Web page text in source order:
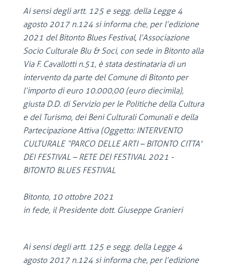
Ai sensi degli artt. 125 e segg. della Legge 4
agosto 2017 n.124 si informa che, per l’edizione
2021 del Bitonto Blues Festival, l’Associazione
Socio Culturale Blu & Soci, con sede in Bitonto alla
Via F. Cavallotti n.51, è stata destinataria di un
intervento da parte del Comune di Bitonto per
l’importo di euro 10.000,00 (euro diecimila),
giusta D.D. di Servizio per le Politiche della Cultura
e del Turismo, dei Beni Culturali Comunali e della
Partecipazione Attiva (Oggetto: INTERVENTO
CULTURALE “PARCO DELLE ARTI – BITONTO CITTA'
DEI FESTIVAL – RETE DEI FESTIVAL 2021 -
BITONTO BLUES FESTIVAL
Bitonto, 10 ottobre 2021
in fede, il Presidente dott. Giuseppe Granieri
Ai sensi degli artt. 125 e segg. della Legge 4
agosto 2017 n.124 si informa che, per l’edizione